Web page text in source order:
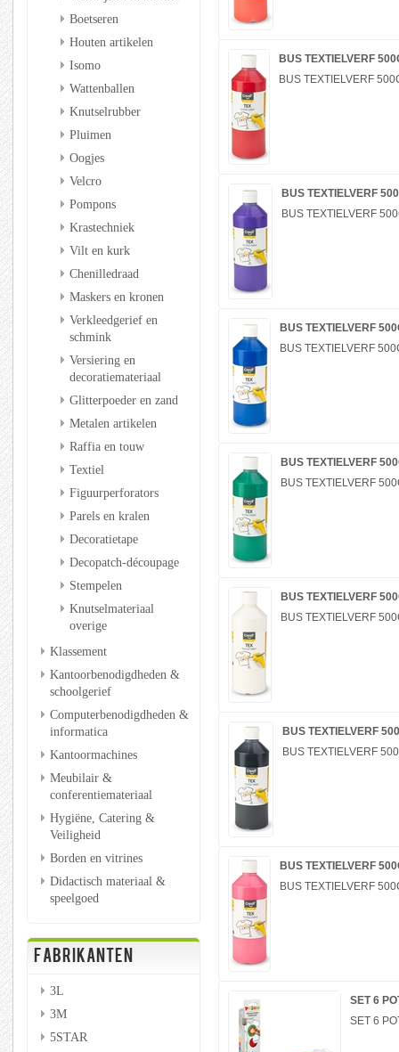
Boetseren
Houten artikelen
Isomo
Wattenballen
Knutselrubber
Pluimen
Oogjes
Velcro
Pompons
Krastechniek
Vilt en kurk
Chenilledraad
Maskers en kronen
Verkleedgerief en
schmink
Versiering en
decoratiemateriaal
Glitterpoeder en zand
Metalen artikelen
Raffia en touw
Textiel
Figuurperforators
Parels en kralen
Decoratietape
Decopatch-découpage
Stempelen
Knutselmateriaal
overige
Klassement
Kantoorbenodigdheden &
schoolgerief
Computerbenodigdheden &
informatica
Kantoormachines
Meubilair &
conferentiemateriaal
Hygiëne, Catering &
Veiligheid
Borden en vitrines
Didactisch materiaal &
speelgoed
FABRIKANTEN
3L
3M
5STAR
BUS TEXTIELVERF
BUS TEXTIELVERF
BUS TEXTIELVERF
BUS TEXTIELVERF
BUS TEXTIELVERF
BUS TEXTIELVERF
BUS TEXTIELVERF
BUS TEXTIELVERF
BUS TEXTIELVERF
BUS TEXTIELVERF
BUS TEXTIELVERF
BUS TEXTIELVERF
BUS TEXTIELVERF
BUS TEXTIELVERF
SET 6
SET 6